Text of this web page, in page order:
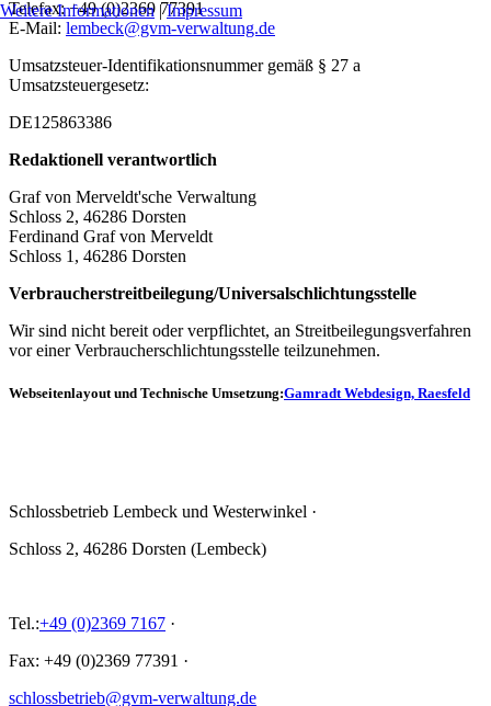
Telefax: +49 (0)2369 77391
E-Mail: lembeck@gvm-verwaltung.de
Umsatzsteuer-Identifikationsnummer gemäß § 27 a
Umsatzsteuergesetz:
DE125863386
Redaktionell verantwortlich
Graf von Merveldt'sche Verwaltung
Schloss 2, 46286 Dorsten
Ferdinand Graf von Merveldt
Schloss 1, 46286 Dorsten
Verbraucher­streit­beilegung/Universal­schlichtungs­stelle
Wir sind nicht bereit oder verpflichtet, an Streitbeilegungsverfahren
vor einer Verbraucherschlichtungsstelle teilzunehmen.
Webseitenlayout und Technische Umsetzung:Gamradt Webdesign, Raesfeld
Schlossbetrieb Lembeck und Westerwinkel ·
Schloss 2, 46286 Dorsten (Lembeck)
Tel.:+49 (0)2369 7167 ·
Fax: +49 (0)2369 77391 ·
schlossbetrieb@gvm-verwaltung.de
Weitere Informationen|Impressum